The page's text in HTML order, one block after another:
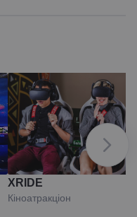
XRIDE
Кіноатракціон